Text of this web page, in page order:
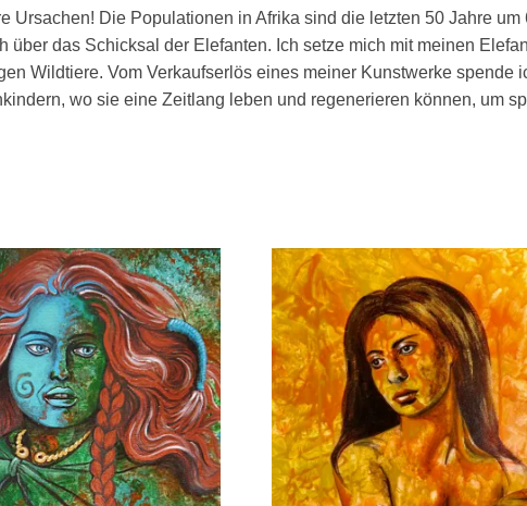
Ursachen! Die Populationen in Afrika sind die letzten 50 Jahre
über das Schicksal der Elefanten. Ich setze mich mit meinen
Wildtiere. Vom Verkaufserlös eines meiner Kunstwerke spende
wo sie eine Zeitlang leben und regenerieren können, um